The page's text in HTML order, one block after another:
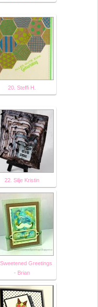
20. Steffi H.
22. Silje Kristin
Greetings
- Brian